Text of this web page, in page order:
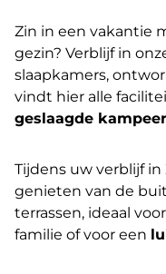
Zin in een vakantie
gezin? Verblijf in
slaapkamers,
vindt hier alle
geslaagde
Tijdens uw verblijf
genieten van de
terrassen, ideaal
familie of voor een